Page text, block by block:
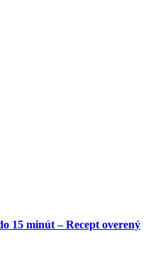
15 minút – Recept overený